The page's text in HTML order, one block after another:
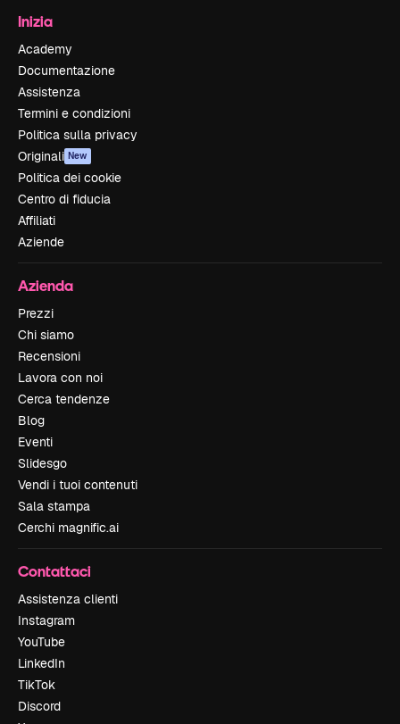
Inizia
Academy
Documentazione
Assistenza
Termini e condizioni
Politica sulla privacy
Originali New
Politica dei cookie
Centro di fiducia
Affiliati
Aziende
Azienda
Prezzi
Chi siamo
Recensioni
Lavora con noi
Cerca tendenze
Blog
Eventi
Slidesgo
Vendi i tuoi contenuti
Sala stampa
Cerchi magnific.ai
Contattaci
Assistenza clienti
Instagram
YouTube
LinkedIn
TikTok
Discord